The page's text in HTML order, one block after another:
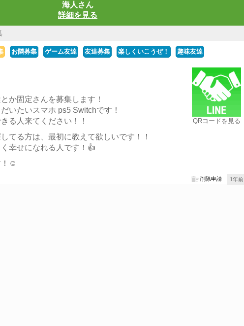
海人さん
詳細を見る
お隣募集 ゲーム友達 友達募集 楽しくいこうぜ！ 趣味友達
QRコードを見る
か固定さんを募集します！
いたいスマホ ps5 Switchです！
る人来てください！！
てる方は、最初に教えて欲しいです！！
幸せになれる人です！👍
！☺️
1年前
削除申請